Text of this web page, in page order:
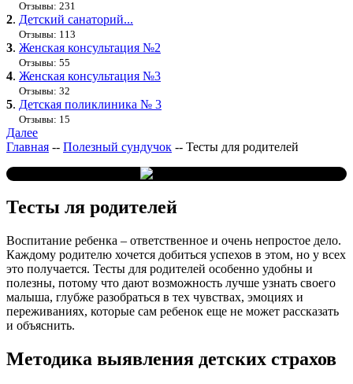
Отзывы: 231
2. Детский санаторий...
Отзывы: 113
3. Женская консультация №2
Отзывы: 55
4. Женская консультация №3
Отзывы: 32
5. Детская поликлиника № 3
Отзывы: 15
Далее
Главная -- Полезный сундучок -- Тесты для родителей
Тесты ля родителей
Воспитание ребенка – ответственное и очень непростое дело.
Каждому родителю хочется добиться успехов в этом, но у всех
это получается. Тесты для родителей особенно удобны и
полезны, потому что дают возможность лучше узнать своего
малыша, глубже разобраться в тех чувствах, эмоциях и
переживаниях, которые сам ребенок еще не может рассказать
и объяснить.
Методика выявления детских страхов